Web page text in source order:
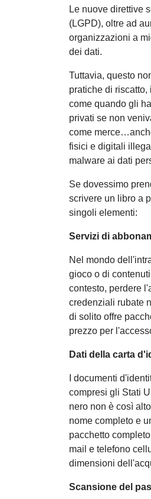
Le nuove direttive
(LGPD), oltre ad
organizzazioni a
dei dati.
Tuttavia, questo
pratiche di
come quando gli
privati se non
come
fisici e digitali
malware ai dati
Se dovessimo
scrivere un libro a
singoli elementi:
Servizi di
Nel mondo
gioco o di
contesto, perdere
credenziali rubate
di solito offre
prezzo per
Dati della carta
I documenti
compresi gli Stati
nero non è così
nome completo e
pacchetto
mail e telefono
dimensioni
Scansione del